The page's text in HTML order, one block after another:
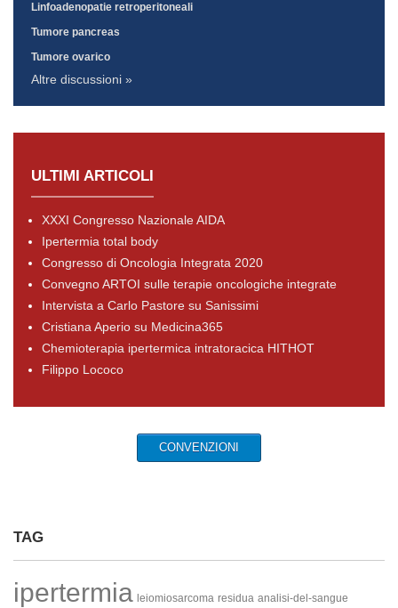
Linfoadenopatie retroperitoneali
Tumore pancreas
Tumore ovarico
Altre discussioni »
ULTIMI ARTICOLI
XXXI Congresso Nazionale AIDA
Ipertermia total body
Congresso di Oncologia Integrata 2020
Convegno ARTOI sulle terapie oncologiche integrate
Intervista a Carlo Pastore su Sanissimi
Cristiana Aperio su Medicina365
Chemioterapia ipertermica intratoracica HITHOT
Filippo Lococo
CONVENZIONI
TAG
ipertermia leiomiosarcoma residua analisi-del-sangue